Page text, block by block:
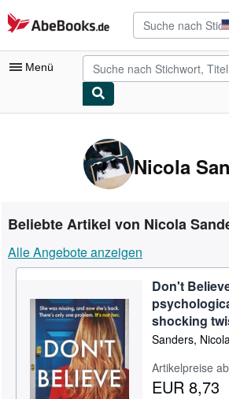
Zum Hauptinhalt
AbeBooks.de
Menü
Meine Bestellungen
Kunst & Sammlerstücke
Verkäufer werden
Hilfe
SCHLIESSEN
Nicola
Beliebte Artikel von Nicola
Alle Angebote anzeigen
Don't
shocking
Sanders,
Artikelpreise ab
EUR 8,73